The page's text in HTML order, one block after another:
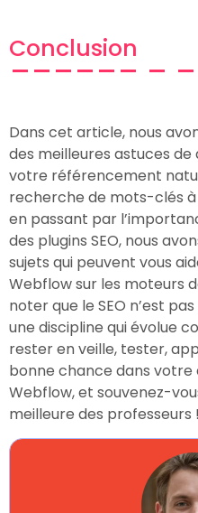
Conclusion
Dans cet article, nous
des meilleures astuces
votre référencement
recherche de mots-clés
en passant par
des plugins SEO, nous
sujets qui peuvent vous
Webflow sur les moteurs
noter que le SEO n’est
une discipline qui évolue
rester en veille, tester,
bonne chance dans votre
Webflow, et souvenez-
meilleure des professeurs !